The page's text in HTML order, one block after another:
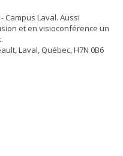
Campus Laval. Aussi
et en visioconférence un
Laval, Québec, H7N 0B6